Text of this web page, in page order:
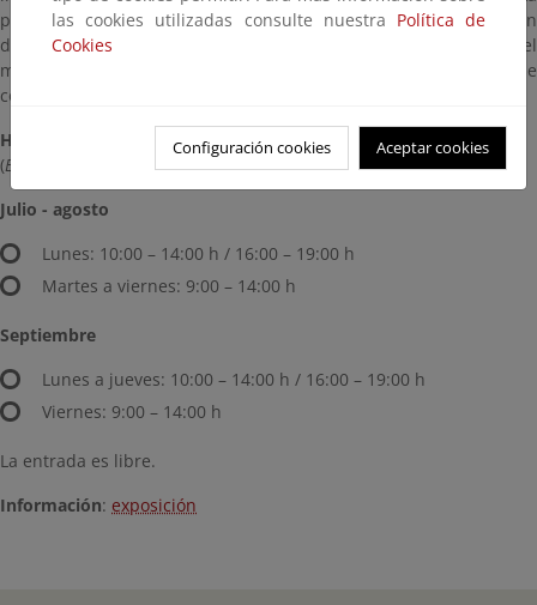
propuesta invita al público a observar sin prisa, con la intención
de despertar la curiosidad y el interés por el conocimiento del
medio natural. Según la autora, "no se protege lo que no se
conoce", premisa que motiva y da sentido a esta iniciativa.
Horario de visita
(Excepto festivos
Julio - agosto
Lunes: 10:00 – 14:00 h / 16:00 – 19:00 h
Martes a viernes: 9:00 – 14:00 h
Septiembre
Lunes a jueves: 10:00 – 14:00 h / 16:00 – 19:00 h
Viernes: 9:00 – 14:00 h
La entrada es libre.
Información: exposición
las cookies utilizadas consulte nuestra Política de
Cookies
Configuración cookies Aceptar cookies